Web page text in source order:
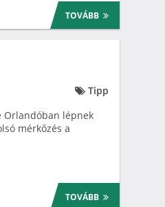
TOVÁBB
Tipp
Orlandóban lépnek
mérkőzés a
TOVÁBB